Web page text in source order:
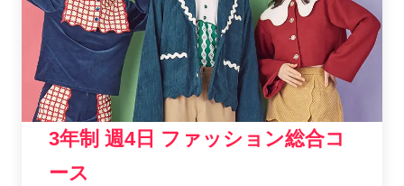
3年制 週4日 ファッション総合コ
ース